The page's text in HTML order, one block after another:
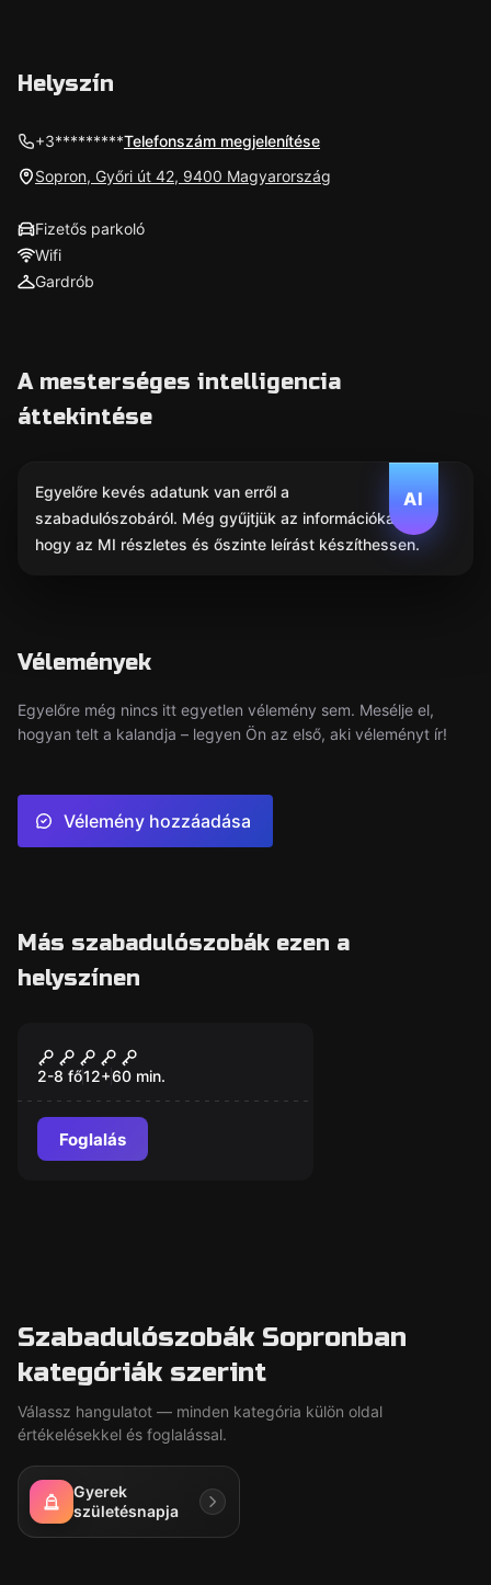
Helyszín
+3*********Telefonszám megjelenítése
Sopron, Győri út 42, 9400 Magyarország
Fizetős parkoló
Wifi
Gardrób
A mesterséges intelligencia
áttekintése
AI
Egyelőre kevés adatunk van erről a
szabadulószobáról. Még gyűjtjük az információkat,
hogy az MI részletes és őszinte leírást készíthessen.
Vélemények
Egyelőre még nincs itt egyetlen vélemény sem. Mesélje el,
hogyan telt a kalandja – legyen Ön az első, aki véleményt ír!
Vélemény hozzáadása
Más szabadulószobák ezen a
helyszínen
A Szőkés
2-8 fő12+60 min.
Foglalás
Szabadulószobák Sopronban
kategóriák szerint
Válassz hangulatot — minden kategória külön oldal
értékelésekkel és foglalással.
Gyerek
születésnapja